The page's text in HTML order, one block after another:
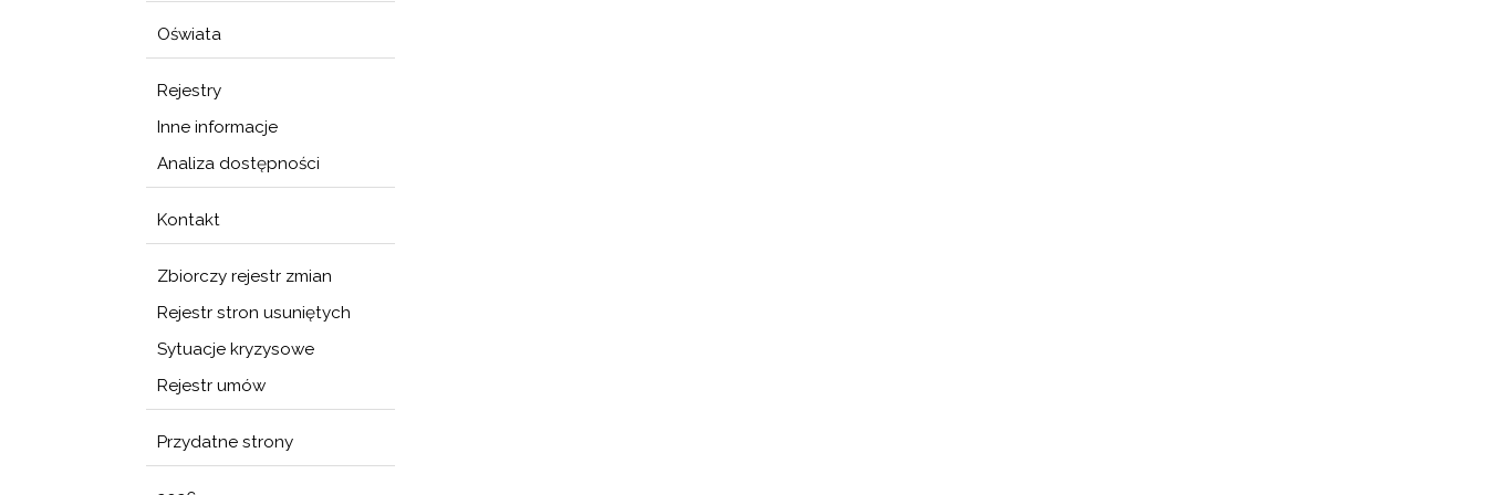
Oświata
Rejestry
Inne informacje
Analiza dostępności
Kontakt
Zbiorczy rejestr zmian
Rejestr stron usuniętych
Sytuacje kryzysowe
Rejestr umów
Przydatne strony